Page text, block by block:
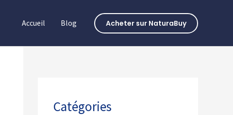
Accueil Blog Acheter sur NaturaBuy
Catégories